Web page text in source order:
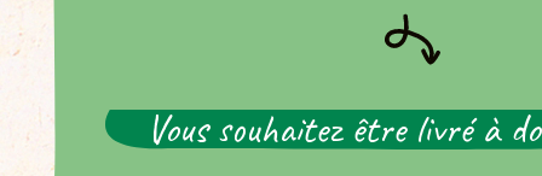
Monoprix
31 RUE DU DEPART
Vous souhaitez être livré à